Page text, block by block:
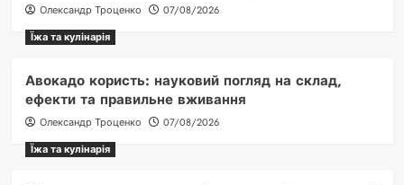
Олександр Троценко
07/08/2026
Їжа та кулінарія
Авокадо користь: науковий погляд на склад,
ефекти та правильне вживання
Олександр Троценко
07/08/2026
Їжа та кулінарія